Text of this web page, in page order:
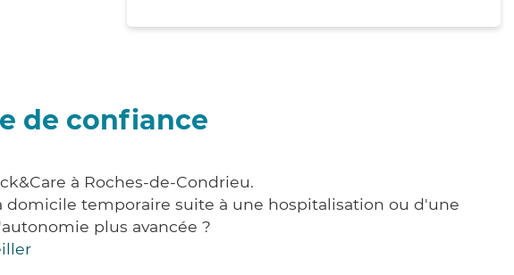
de confiance
à Roches-de-Condrieu.
temporaire suite à une hospitalisation ou d'une
plus avancée ?